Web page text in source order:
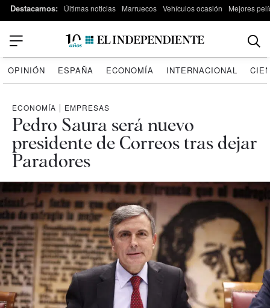
Destacamos: Últimas noticias Marruecos Vehículos ocasión Mejores
OPINIÓN ESPAÑA ECONOMÍA INTERNACIONAL
ECONOMÍA | EMPRESAS
Pedro Saura será nuevo
presidente de Correos tras dejar
Paradores